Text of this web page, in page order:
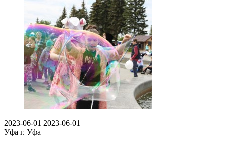
2023-06-01 2023-06-01
Уфа г. Уфа